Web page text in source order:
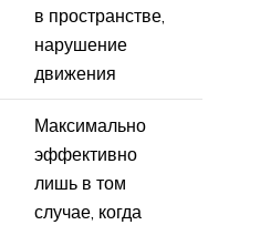
в пространстве,
нарушение
движения
Максимально
эффективно
лишь в том
случае, когда